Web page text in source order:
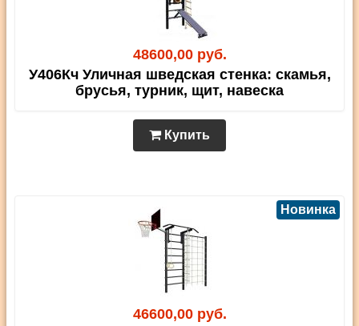
48600,00 руб.
У406Кч Уличная шведская стенка: скамья,
брусья, турник, щит, навеска
Купить
46600,00 руб.
Новинка